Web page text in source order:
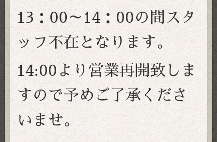
13：00～14：00の間スタ
ッフ不在 となります。
14:00より営業再開致しま
すので予めご了承くださ
いませ。